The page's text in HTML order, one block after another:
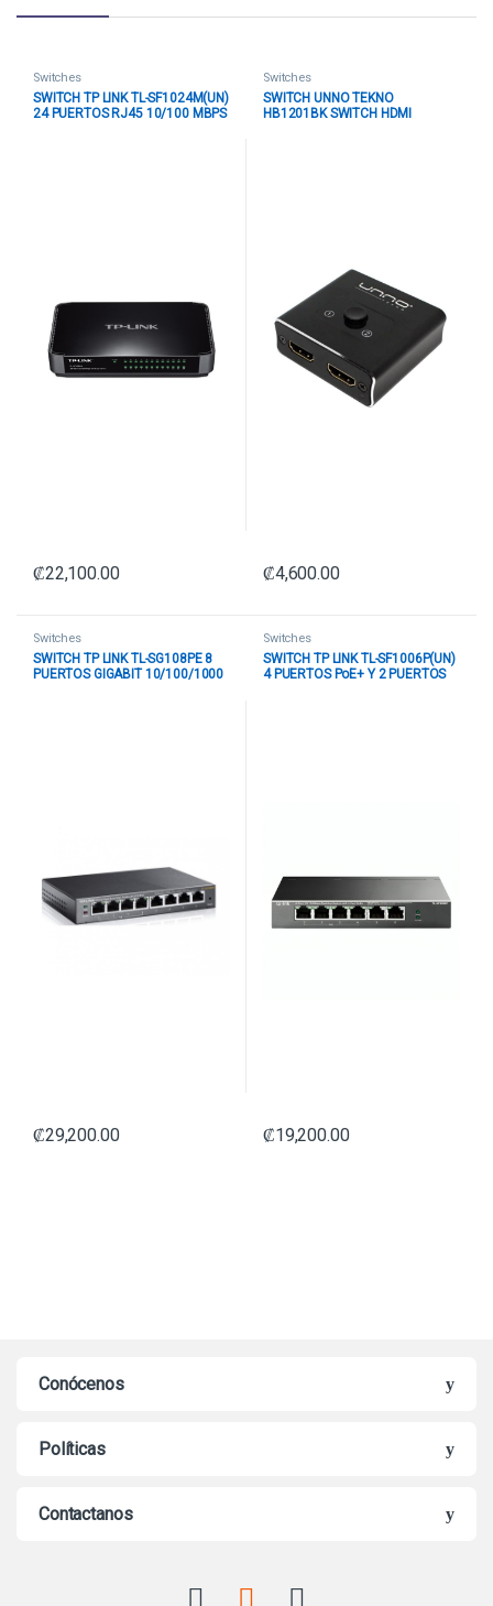
Switches
SWITCH TP LINK TL-SF1024M(UN)
24 PUERTOS RJ45 10/100 MBPS
₡22,100.00
Switches
SWITCH UNNO TEKNO
HB1201BK SWITCH HDMI
₡4,600.00
Switches
SWITCH TP LINK TL-SG108PE 8
PUERTOS GIGABIT 10/100/1000
₡29,200.00
Switches
SWITCH TP LINK TL-SF1006P(UN)
4 PUERTOS PoE+ Y 2 PUERTOS
₡19,200.00
Conócenos
Políticas
Contactanos